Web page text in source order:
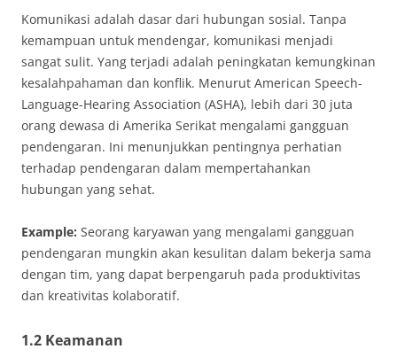
Komunikasi adalah dasar dari hubungan sosial. Tanpa
kemampuan untuk mendengar, komunikasi menjadi
sangat sulit. Yang terjadi adalah peningkatan kemungkinan
kesalahpahaman dan konflik. Menurut American Speech-
Language-Hearing Association (ASHA), lebih dari 30 juta
orang dewasa di Amerika Serikat mengalami gangguan
pendengaran. Ini menunjukkan pentingnya perhatian
terhadap pendengaran dalam mempertahankan
hubungan yang sehat.
Example: Seorang karyawan yang mengalami gangguan
pendengaran mungkin akan kesulitan dalam bekerja sama
dengan tim, yang dapat berpengaruh pada produktivitas
dan kreativitas kolaboratif.
1.2 Keamanan